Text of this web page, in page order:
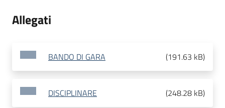
Allegati
BANDO DI GARA (191.63 kB)
DISCIPLINARE (248.28 kB)